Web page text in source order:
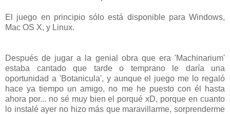
El juego en principio sólo está disponible para Windows,
Mac OS X, y Linux.
Después de jugar a la genial obra que era 'Machinarium'
estaba cantado que tarde o temprano le daría una
oportunidad a 'Botanicula', y aunque el juego me lo regaló
hace ya tiempo un amigo, no me he puesto con él hasta
ahora por... no sé muy bien el porqué xD, porque en cuanto
lo instalé ayer no hizo más que maravillarme, sorprenderme